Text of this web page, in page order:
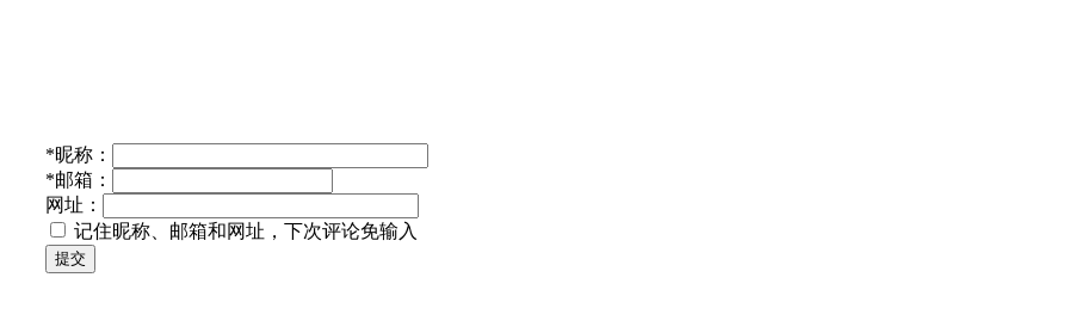
*昵称：
*邮箱：
网址：
记住昵称、邮箱和网址，下次评论免输入
提交